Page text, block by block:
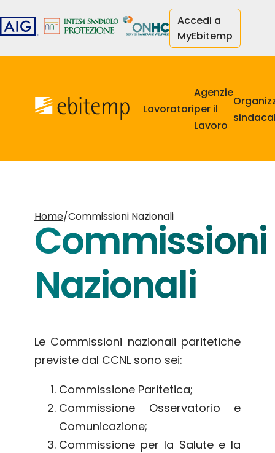
al
contenuto
principale
Accedi a
MyEbitemp
principale
Lavoratori
Agenzie
per il
Lavoro
Home/Commissioni Nazionali
Commissioni
Nazionali
Le Commissioni nazionali paritetiche
previste dal CCNL sono sei:
Commissione Paritetica;
Commissione Osservatorio e
Comunicazione;
Commissione per la Salute e la